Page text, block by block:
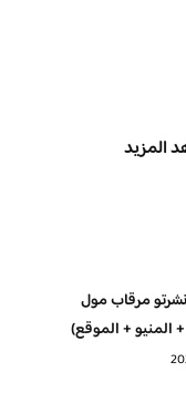
المزيد
مرقاب مول
المنيو + الموقع)